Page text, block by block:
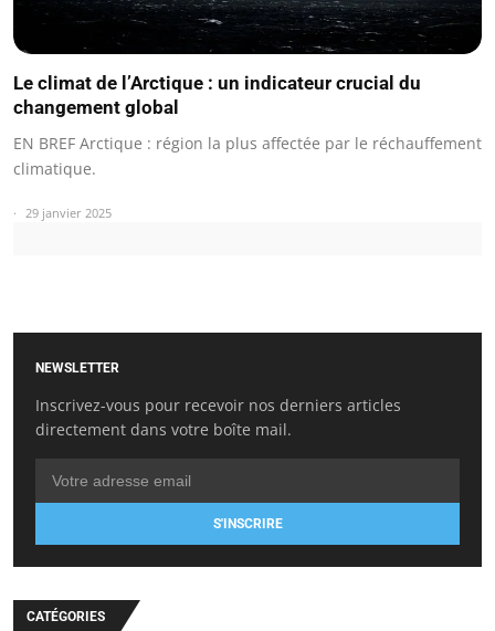
Le climat de l’Arctique : un indicateur crucial du
changement global
EN BREF Arctique : région la plus affectée par le réchauffement
climatique.
29 janvier 2025
NEWSLETTER
Inscrivez-vous pour recevoir nos derniers articles
directement dans votre boîte mail.
S'INSCRIRE
CATÉGORIES